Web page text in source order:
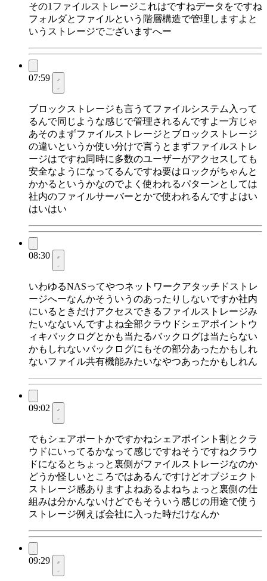
その1ファイルストレージこれはですねデータをですね
フォルダとファイルという階層構造で管理しますよと
いうストレージでございますへー
07:59
ブロックストレージも言うてファイルシステム入って
るんで同じような感じで管理されるんですよ一方じゃ
あそのまずファイルストレージとブロックストレージ
の違いというか使い分けで言うとまずファイルストレ
ージはですね同時に多数のユーザーがアクセスしても
安全なようになってるんですね要はロックがちゃんと
かかるというかなのでよく使われるパターンとしては
社内のファイルサーバーとかで使われるんですよはい
はいはい
08:30
いわゆるNASってやつネットワークアタッチドストレ
ージへーなんかそういうのあったりしないですか社内
にいるときだけアクセスできるファイルストレージみ
たいなないんですよね全部クラウドシェアポイントウ
ィキバックログとかも当たるバックログは当たらない
かもしれないバックログにもその部分あったかもしれ
ないファイル共有機能みたいなやつあったかもしれん
09:02
でもシェアポートかですかねシェアポイント割とクラ
ウドにいってるかなって感じですねそうですねクラウ
ドになるとちょっと裏側がファイルストレージなのか
どうか怪しいところではあるんですけどオブジェクト
ストレージ感ありますよねあるよねちょっと裏側の仕
組みは分かんないけどでもそういう感じの用途で使う
ストレージ例えば会社に入った時だけなんか
09:29